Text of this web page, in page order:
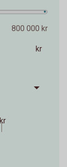
800 000 kr
kr
kr